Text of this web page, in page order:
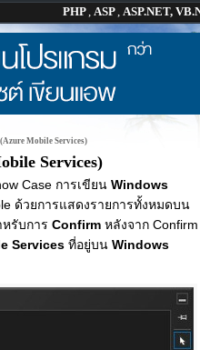
PHP, ASP, ASP.NET,
Mobile Services)
Services)
Case การเขียน Windows
ด้วยการแสดงรายการทั้งหมดบน
รับการ Confirm หลังจาก Confirm
Services ที่อยู่บน Windows